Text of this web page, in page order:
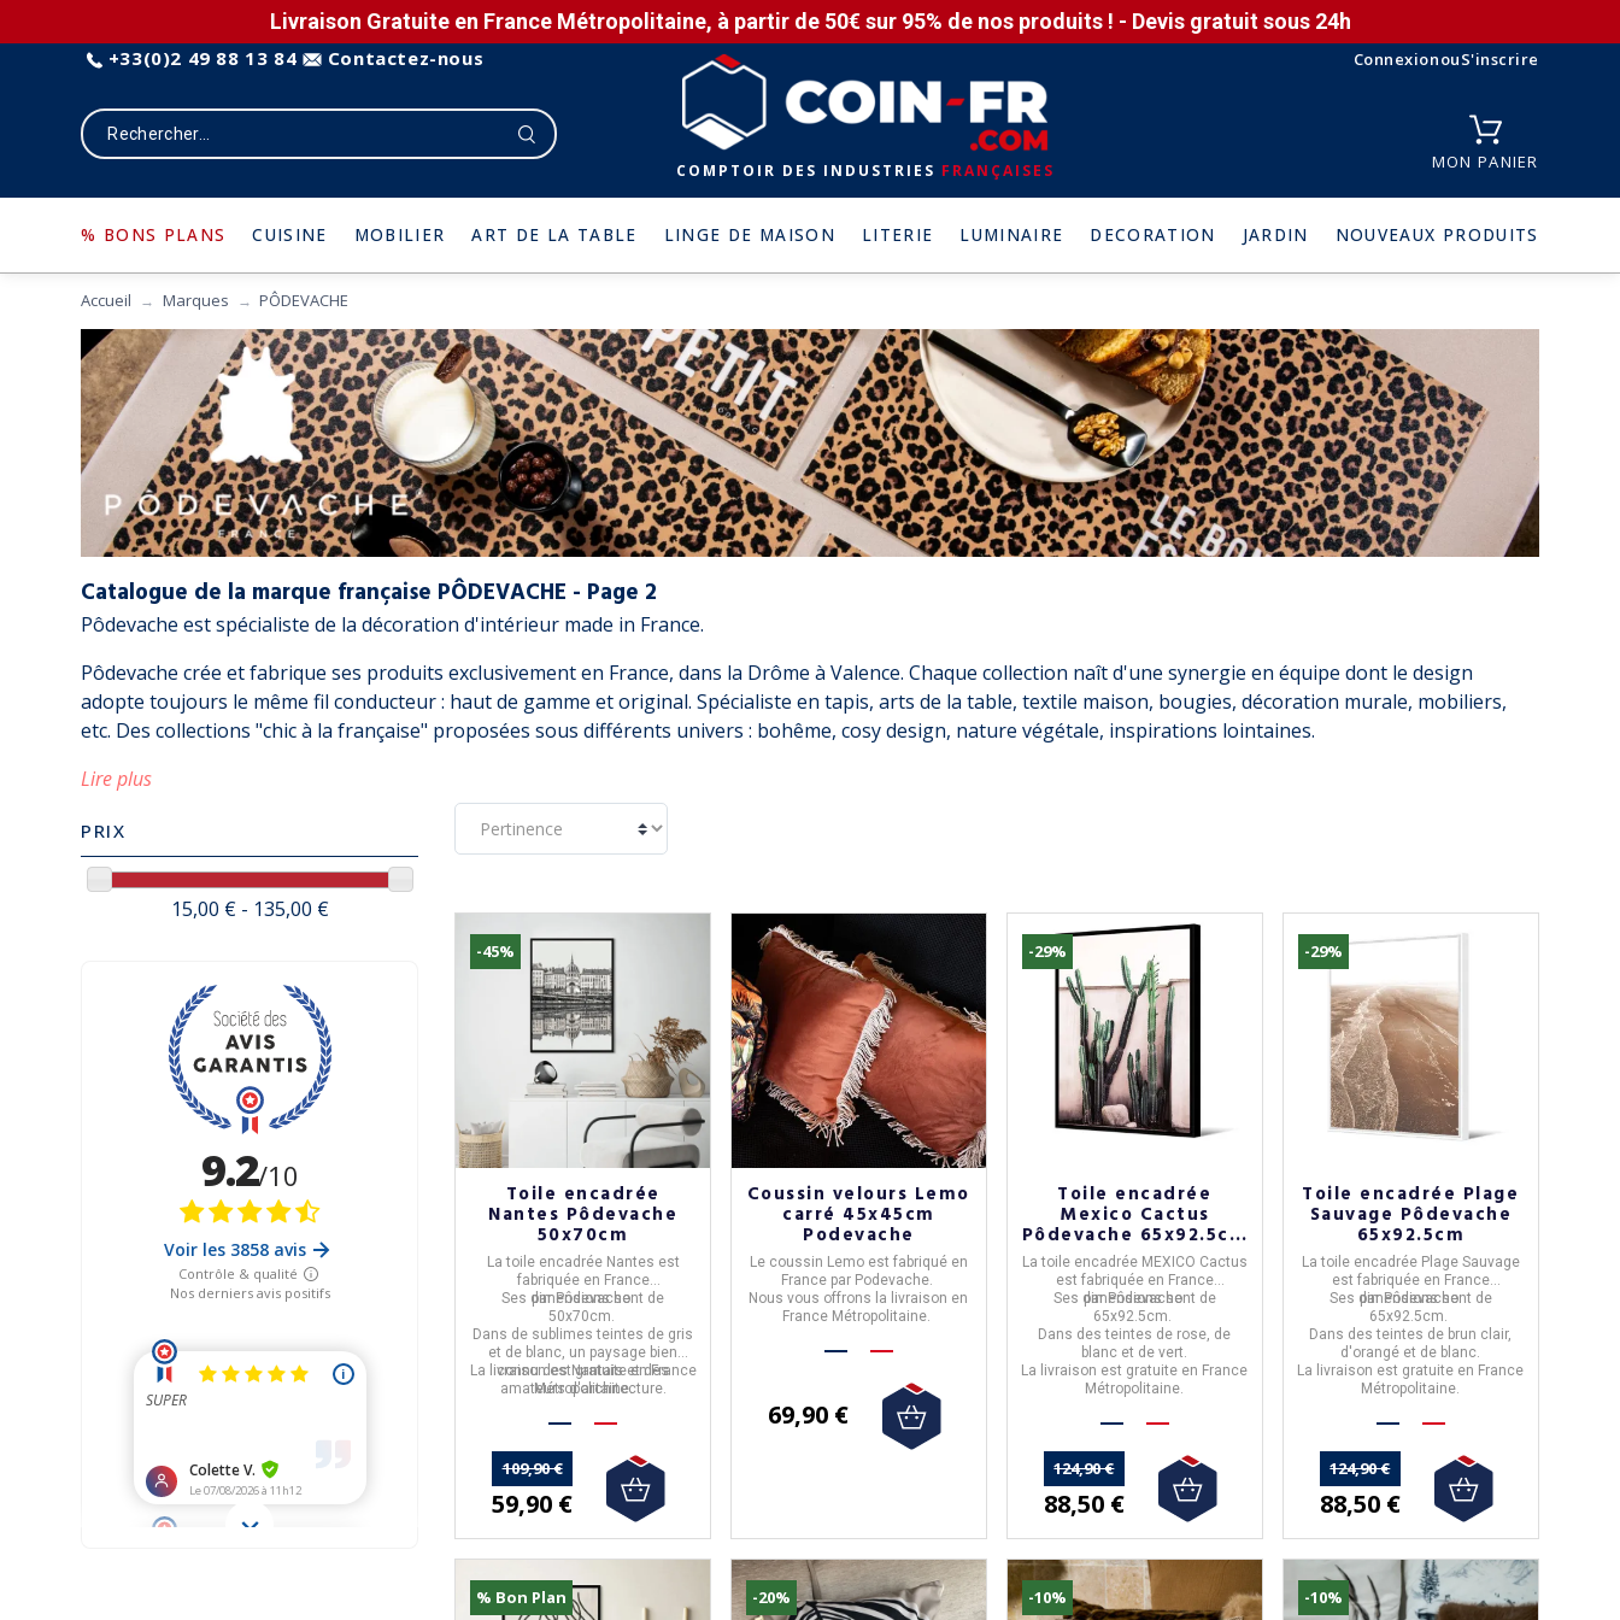
Livraison Gratuite en France Métropolitaine, à partir de 50€ sur 95% de nos produits ! - Devis gratuit sous 24h
+33(0)2 49 88 13 84 Contactez-nous ConnexionouS'inscrire
COMPTOIR DES INDUSTRIES FRANÇAISES MON PANIER
% BONS PLANS CUISINE MOBILIER ART DE LA TABLE LINGE DE MAISON LITERIE LUMINAIRE DECORATION JARDIN NOUVEAUX PRODUITS
Accueil Marques PÔDEVACHE
Catalogue de la marque française PÔDEVACHE - Page 2
Pôdevache est spécialiste de la décoration d'intérieur made in France.
Pôdevache crée et fabrique ses produits exclusivement en France, dans la Drôme à Valence. Chaque collection naît d'une synergie en équipe dont le design
adopte toujours le même fil conducteur : haut de gamme et original. Spécialiste en tapis, arts de la table, textile maison, bougies, décoration murale, mobiliers,
etc. Des collections "chic à la française" proposées sous différents univers : bohême, cosy design, nature végétale, inspirations lointaines.
Lire plus
PRIX
15,00 € - 135,00 €
-45%
Toile encadrée
Nantes Pôdevache
50x70cm
La toile encadrée Nantes est
fabriquée en France
parPôdevache.
Ses dimensions sont de
50x70cm.
Dans de sublimes teintes de gris
et de blanc, un paysage bien
connu des Nantais et des
amateurs d'architecture.
La livraison est gratuite en France
Métropolitaine.
109,90 €
59,90 €
Coussin velours Lemo
carré 45x45cm
Podevache
Le coussin Lemoest fabriqué en
Francepar Podevache.
Nous vous offrons la livraison en
France Métropolitaine.
69,90 €
-29%
Toile encadrée
Mexico Cactus
Pôdevache 65x92.5cm
rose blanc vert
La toile encadrée MEXICO Cactus
est fabriquée en France
parPôdevache.
Ses dimensions sont de
65x92.5cm.
Dans des teintes de rose, de
blanc et de vert.
La livraison est gratuite en France
Métropolitaine.
124,90 €
88,50 €
-29%
Toile encadrée Plage
Sauvage Pôdevache
65x92.5cm
La toile encadrée Plage Sauvage
est fabriquée en France
parPôdevache.
Ses dimensions sont de
65x92.5cm.
Dans des teintes de brun clair,
d'orangé et de blanc.
La livraison est gratuite en France
Métropolitaine.
124,90 €
88,50 €
% Bon Plan
-20% -10% -10%